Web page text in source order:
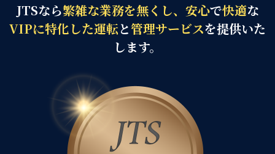
JTSなら繁雑な業務を無くし、安心で快適な
VIPに特化した運転と管理サービスを提供いた
します。